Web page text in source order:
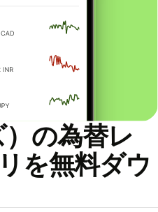
の為替レ
を無料ダウ